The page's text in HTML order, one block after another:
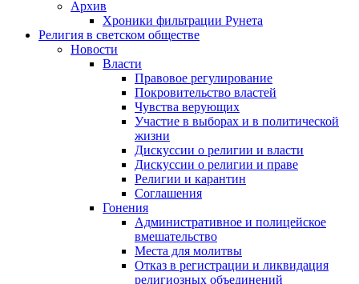
Архив
Хроники фильтрации Рунета
Религия в светском обществе
Новости
Власти
Правовое регулирование
Покровительство властей
Чувства верующих
Участие в выборах и в политической
жизни
Дискуссии о религии и власти
Дискуссии о религии и праве
Религии и карантин
Соглашения
Гонения
Административное и полицейское
вмешательство
Места для молитвы
Отказ в регистрации и ликвидация
религиозных объединений